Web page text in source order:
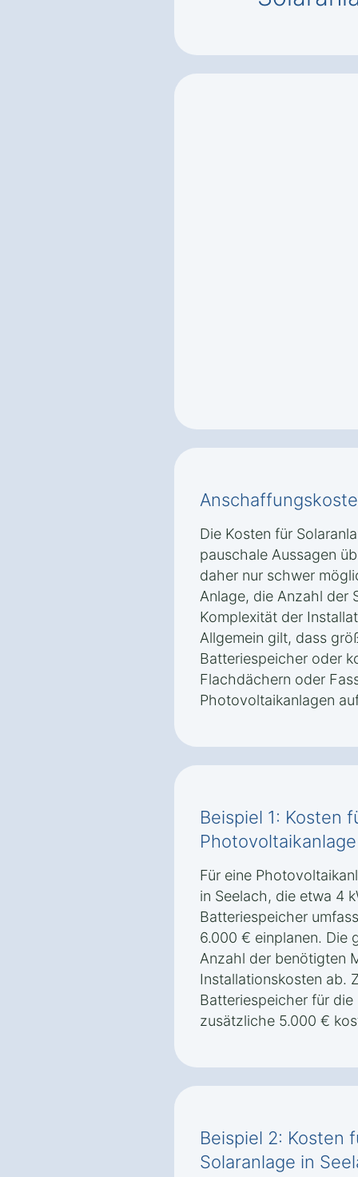
Die Kosten für
pauschale Aussagen
daher nur schwer
Anlage, die Anzahl der
Komplexität der
Allgemein gilt, dass
Batteriespeicher oder
Flachdächern oder
Photovoltaikanlagen
Beispiel 1: Kosten
Für eine
in Seelach, die etwa 4
Batteriespeicher
6.000 € einplanen. Die
Anzahl der benötigten
Installationskosten ab.
Batteriespeicher für
zusätzliche 5.000 €
Beispiel 2: Kosten
Solaranlage in